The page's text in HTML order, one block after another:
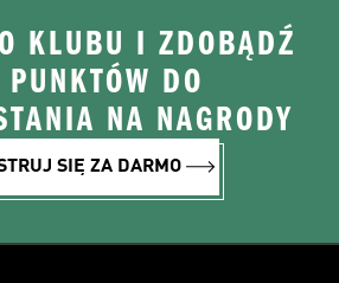
KLUBU I ZDOBĄDŹ
DO
NA NAGRODY
SIĘ ZA DARMO